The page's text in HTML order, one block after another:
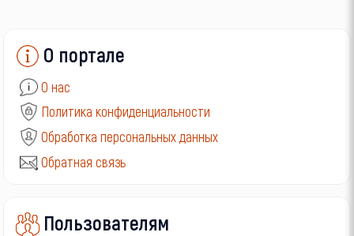
О портале
О нас
Политика конфиденциальности
Обработка персональных данных
Обратная связь
Пользователям